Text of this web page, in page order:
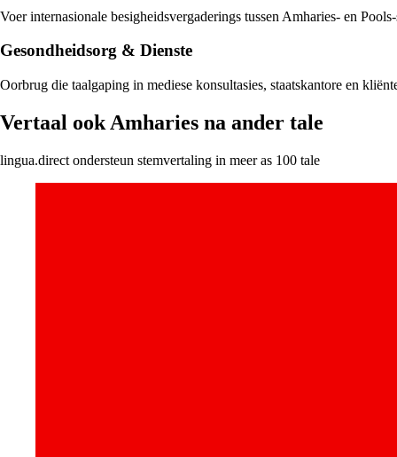
Voer internasionale besigheidsvergaderings tussen Amharies- en
Gesondheidsorg & Dienste
Oorbrug die taalgaping in mediese konsultasies, staatskantore en
Vertaal ook Amharies na ander tale
lingua.direct ondersteun stemvertaling in meer as 100 tale